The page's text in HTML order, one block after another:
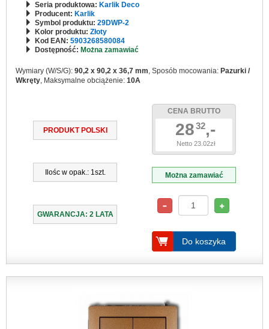
Seria produktowa: Karlik Deco
Producent: Karlik
Symbol produktu: 29DWP-2
Kolor produktu: Złoty
Kod EAN: 5903268580084
Dostępność: Można zamawiać
Wymiary (W/S/G): 90,2 x 90,2 x 36,7 mm, Sposób mocowania: Pazurki /
Wkręty, Maksymalne obciążenie: 10A
PRODUKT POLSKI
Ilośc w opak.: 1szt.
GWARANCJA: 2 LATA
CENA BRUTTO
2832,-
Netto 23.02zł
Można zamawiać
Do koszyka